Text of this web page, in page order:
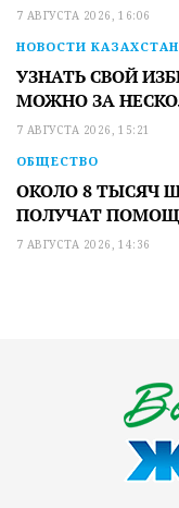
7 АВГУСТА 2026, 16:06
НОВОСТИ
УЗНАТЬ СВОЙ
МОЖНО ЗА
7 АВГУСТА 2026, 15:21
ОБЩЕСТВО
ОКОЛО 8 ТЫСЯЧ
ПОЛУЧАТ
7 АВГУСТА 2026, 14:36